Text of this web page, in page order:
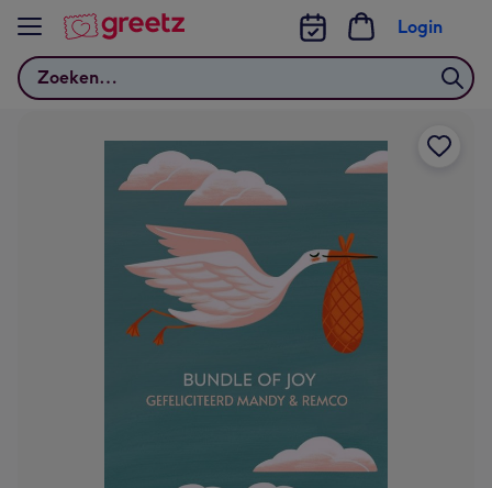
Bekijk meer
Zoeken
Login